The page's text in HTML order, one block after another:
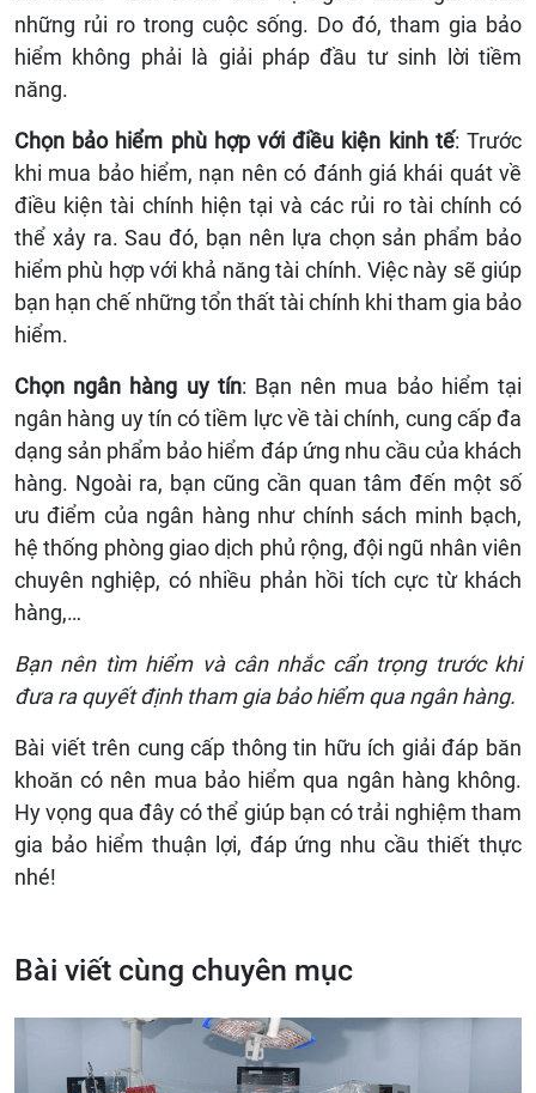
những rủi ro trong cuộc sống. Do đó, tham gia bảo
hiểm không phải là giải pháp đầu tư sinh lời tiềm
năng.
Chọn bảo hiểm phù hợp với điều kiện kinh tế: Trước
khi mua bảo hiểm, nạn nên có đánh giá khái quát về
điều kiện tài chính hiện tại và các rủi ro tài chính có
thể xảy ra. Sau đó, bạn nên lựa chọn sản phẩm bảo
hiểm phù hợp với khả năng tài chính. Việc này sẽ giúp
bạn hạn chế những tổn thất tài chính khi tham gia bảo
hiểm.
Chọn ngân hàng uy tín: Bạn nên mua bảo hiểm tại
ngân hàng uy tín có tiềm lực về tài chính, cung cấp đa
dạng sản phẩm bảo hiểm đáp ứng nhu cầu của khách
hàng. Ngoài ra, bạn cũng cần quan tâm đến một số
ưu điểm của ngân hàng như chính sách minh bạch,
hệ thống phòng giao dịch phủ rộng, đội ngũ nhân viên
chuyên nghiệp, có nhiều phản hồi tích cực từ khách
hàng,…
Bạn nên tìm hiểm và cân nhắc cẩn trọng trước khi
đưa ra quyết định tham gia bảo hiểm qua ngân hàng.
Bài viết trên cung cấp thông tin hữu ích giải đáp băn
khoăn có nên mua bảo hiểm qua ngân hàng không.
Hy vọng qua đây có thể giúp bạn có trải nghiệm tham
gia bảo hiểm thuận lợi, đáp ứng nhu cầu thiết thực
nhé!
Bài viết cùng chuyên mục